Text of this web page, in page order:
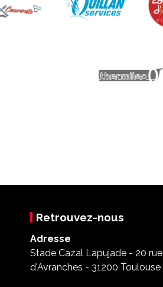
Retrouvez-nous
Adresse
Stade Cazal Lapujade - 20 rue
d'Avranches - 31200 Toulouse